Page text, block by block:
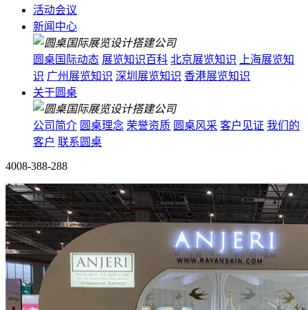
活动会议
新闻中心
圆桌国际动态 展览知识百科 北京展览知识
上海展览知
识 广州展览知识 深圳展览知识 香港展览知识
关于圆桌
公司简介 圆桌理念 荣誉资质 圆桌风采 客户见证 我们的
客户 联系圆桌
4008-388-288